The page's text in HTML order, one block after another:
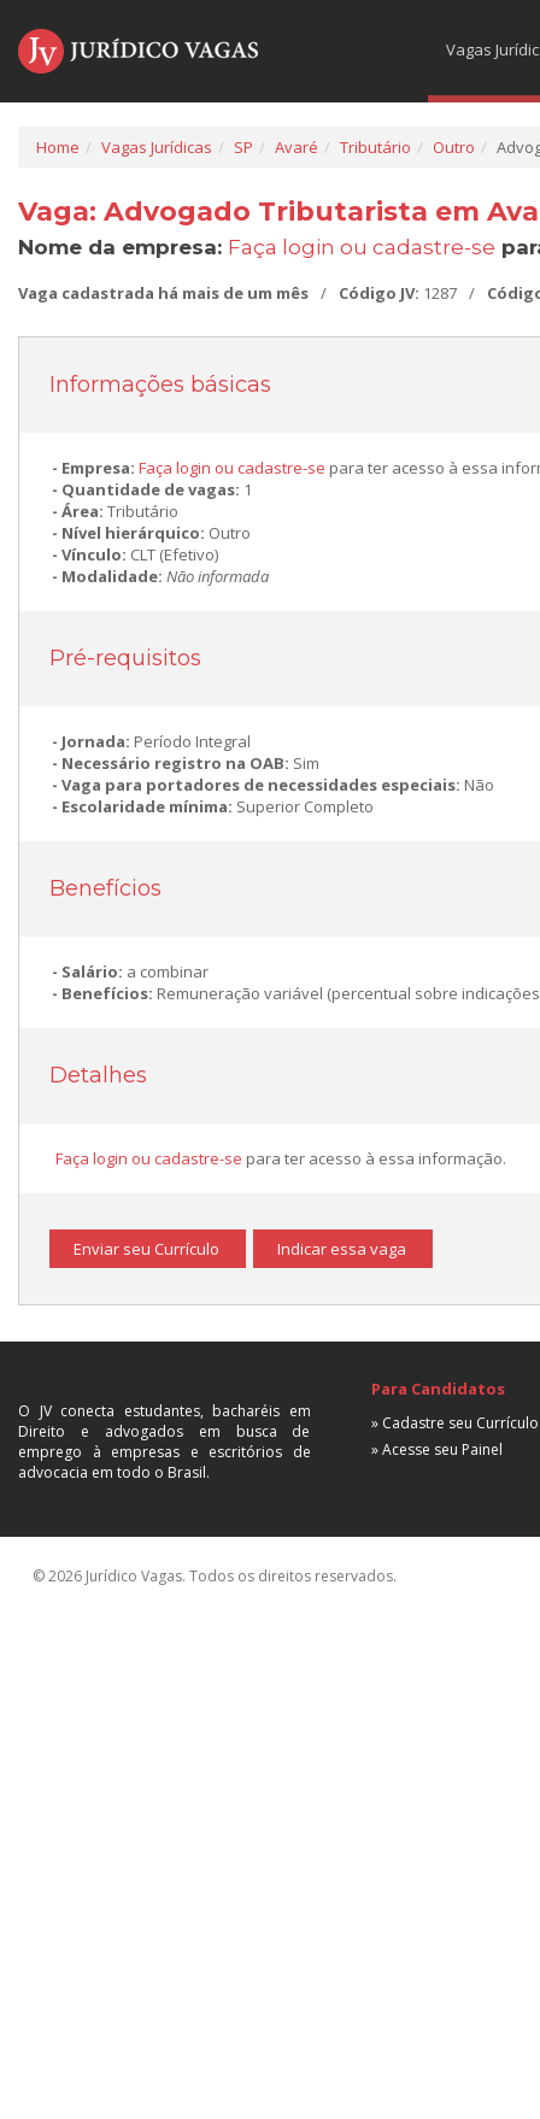
Vagas
Home Vagas Jurídicas SP Avaré Tributário Outro
Vaga: Advogado Tributarista em
Nome da empresa: Faça login ou cadastre-se
Vaga cadastrada há mais de um mês / Código JV: 1287 /
Informações básicas
Empresa: Faça login ou cadastre-se para ter acesso à essa
Quantidade de vagas: 1
Área: Tributário
Nível hierárquico: Outro
Vínculo: CLT (Efetivo)
Modalidade: Não informada
Pré-requisitos
Jornada: Período Integral
Necessário registro na OAB: Sim
Vaga para portadores de necessidades especiais: Não
Escolaridade mínima: Superior Completo
Benefícios
Salário: a combinar
Benefícios: Remuneração variável (percentual sobre
Detalhes
Faça login ou cadastre-se para ter acesso à essa informação.
Enviar seu Currículo Indicar essa vaga
O JV conecta estudantes, bacharéis em
Direito e advogados em busca de
emprego à empresas e escritórios de
advocacia em todo o Brasil.
Para Candidatos
» Cadastre seu Currículo
» Acesse seu Painel
© 2026 Jurídico Vagas. Todos os direitos reservados.